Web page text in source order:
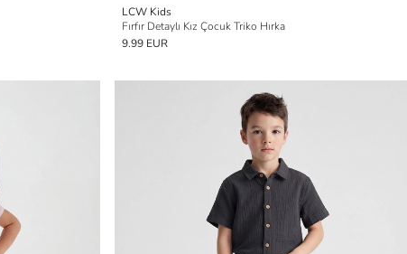
LCW Kids
Fırfır Detaylı Kız Çocuk Triko Hırka
9.99 EUR